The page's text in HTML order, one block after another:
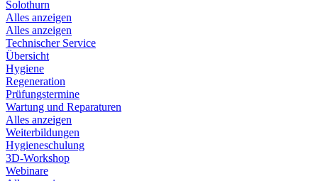
Solothurn
Alles anzeigen
Alles anzeigen
Technischer Service
Übersicht
Hygiene
Regeneration
Prüfungstermine
Wartung und Reparaturen
Alles anzeigen
Weiterbildungen
Hygieneschulung
3D-Workshop
Webinare